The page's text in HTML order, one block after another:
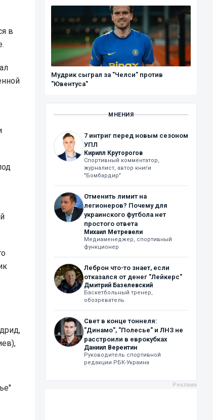
в
Мудрик сыграл за "Челси" против
"Ювентуса"
МНЕНИЯ
7 интриг перед новым сезоном
УПЛ
Кирилл Круторогов
Спортивный комментатор,
журналист, автор книги
"Бомбардир"
Отменить лимит на
легионеров? Почему для
украинского футбола нет
простого ответа
Михаил Метревели
Медиаменеджер, спортивный
функционер
Леброн что-то знает, если
отказался от денег "Лейкерс"
Дмитрий Базелевский
Баскетбольный тренер,
обозреватель
Свет в конце тоннеля:
"Динамо", "Полесье" и ЛНЗ не
расстроили в еврокубках
Даниил Вереитин
Руководитель спортивной
редакции РБК-Украина